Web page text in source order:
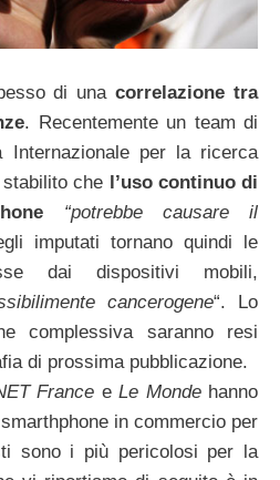
di unacorrelazione tra
. Recentemente un team di
Internazionale per la ricerca
che l’uso continuo di
“potrebbe causare il
imputati tornano quindi le
dai dispositivi mobili,
cancerogene“. Lo
complessiva saranno resi
di prossima pubblicazione.
France eLe Mondehanno
in commercio per
sono i più pericolosi per la